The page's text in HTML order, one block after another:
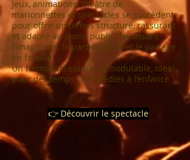
Jeux, animations, théâtre de
marionnettes et spectacles se succèdent
pour offrir un temps structuré, rassurant
et adapté au jeune public, favorisant
l’imaginaire, la participation et le partage
en famille.
Un format accessible et modulable, idéal
pour des temps forts dédiés à l’enfance.
👉 Découvrir le spectacle